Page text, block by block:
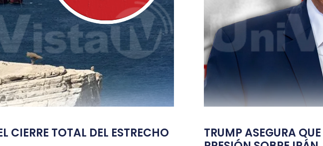
CIERRE TOTAL DEL ESTRECHO
TRUMP ASEGURA